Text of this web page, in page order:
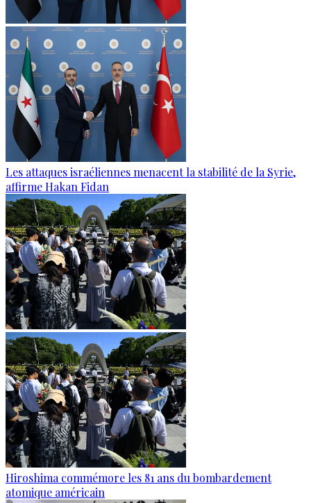
Les attaques israéliennes menacent la stabilité de la Syrie,
affirme Hakan Fidan
Hiroshima commémore les 81 ans du bombardement
atomique américain